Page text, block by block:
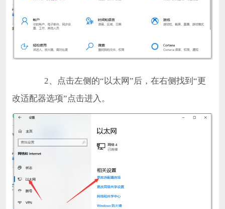
2、点击左侧的“以太网”后，在右侧找到“更
改适配器选项”点击进入。